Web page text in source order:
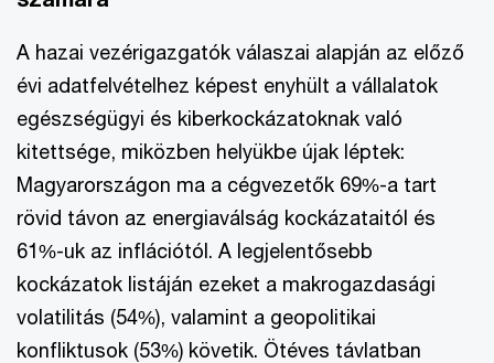
A hazai vezérigazgatók válaszai alapján az előző
évi adatfelvételhez képest enyhült a vállalatok
egészségügyi és kiberkockázatoknak való
kitettsége, miközben helyükbe újak léptek:
Magyarországon ma a cégvezetők 69%-a tart
rövid távon az energiaválság kockázataitól és
61%-uk az inflációtól. A legjelentősebb
kockázatok listáján ezeket a makrogazdasági
volatilitás (54%), valamint a geopolitikai
konfliktusok (53%) követik. Ötéves távlatban